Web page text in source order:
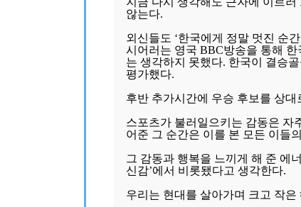
않는다.
외신들도 ‘한국에게 정말 멋진 순
시어러는 영국 BBC방송을 통해
는 생각하지 못했다. 한국이 결승
평가했다.
후반 추가시간에 우승 후보를 상
스포츠가 불러일으키는 감동은 자
어준 그 순간은 이를 본 모든 이들
그 감동과 행복을 느끼게 해 준 에
신감’에서 비롯됐다고 생각한다.
우리는 현대를 살아가며 크고 작